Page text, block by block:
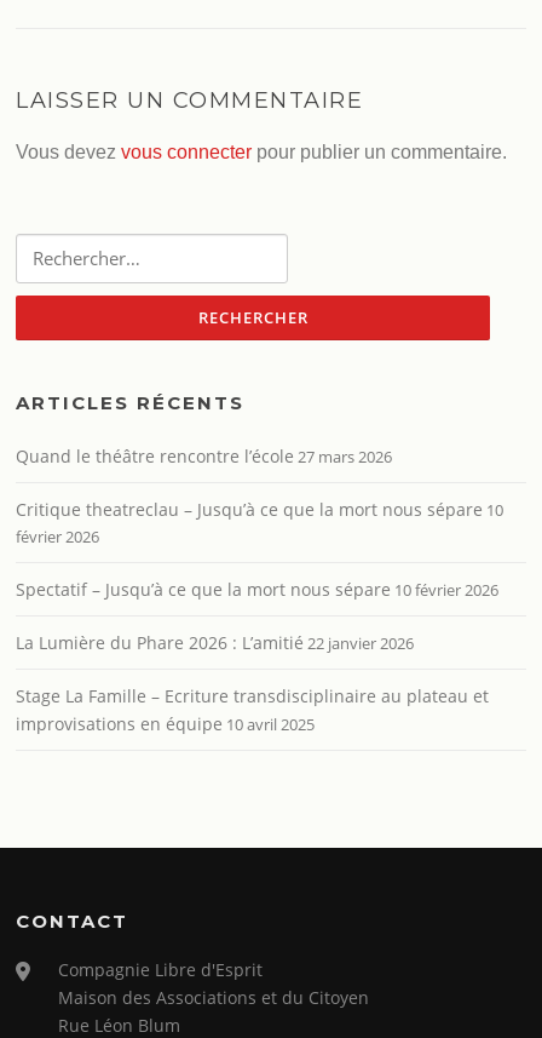
LAISSER UN COMMENTAIRE
Vous devezvous connecter pour publier un commentaire.
ARTICLES RÉCENTS
Quand le théâtre rencontre l’école 27 mars 2026
Critique theatreclau – Jusqu’à ce que la mort nous sépare 10
février 2026
Spectatif – Jusqu’à ce que la mort nous sépare 10 février 2026
La Lumière du Phare 2026 : L’amitié 22 janvier 2026
Stage La Famille – Ecriture transdisciplinaire au plateau et
improvisations en équipe 10 avril 2025
CONTACT
Compagnie Libre d'Esprit
Maison des Associations et du Citoyen
Rue Léon Blum